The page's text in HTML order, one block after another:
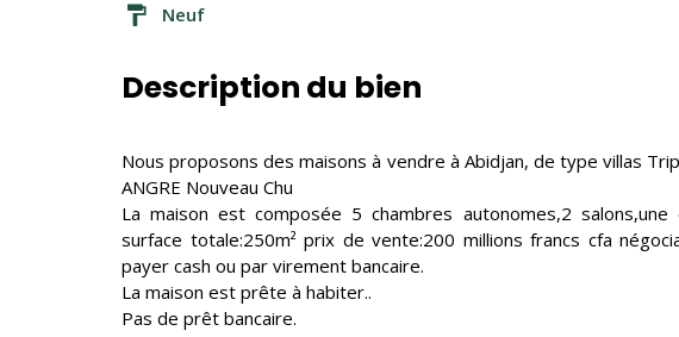
Neuf
Description du bien
Nous proposons des maisons à vendre à Abidjan, de type villas
ANGRE Nouveau Chu
La maison est composée 5 chambres autonomes,2 salons,une
surface totale:250m² prix de vente:200 millions francs cfa
payer cash ou par virement bancaire.
La maison est prête à habiter..
Pas de prêt bancaire.